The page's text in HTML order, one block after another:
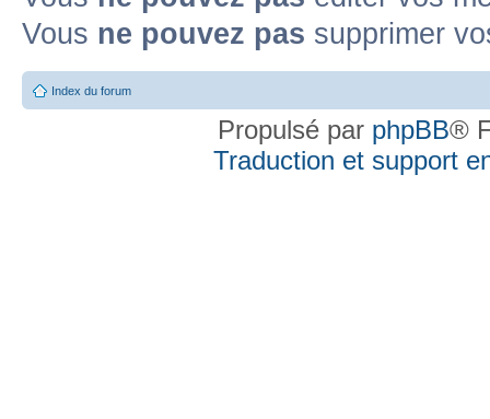
Vous ne pouvez pas supprimer
Index du forum
Propulsé par phpBB®
Traduction et support